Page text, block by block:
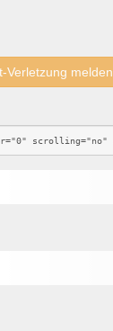
Verletzung melden